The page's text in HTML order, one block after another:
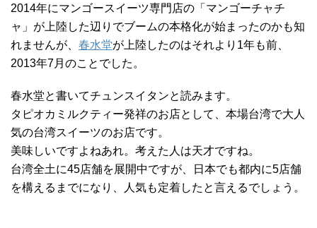
2014年にマンゴースイーツ専門店の「マンゴーチャチ
ャ」が上陸した辺りでブームの本格化が始まったのかも知
れませんが、 春水堂が上陸したのはそれより1年も前、
2013年7月のことでした。
春水堂と書いてチュンスイタンと読みます。
タピオカミルクティー発祥のお店として、本場台湾で大人
気の台湾スイーツのお店です。
美味しいですよねあれ。考えた人は天才ですね。
台湾全土に45店舗を展開中ですが、日本でも都内に5店舗
を構えるまでになり、人気も定着したと言えるでしょう。